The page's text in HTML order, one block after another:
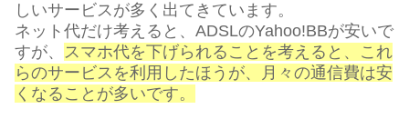
しいサービスが多く出てきています。
ネット代だけ考えると、ADSLのYahoo!BBが安いで
すが、 スマホ代を下げられることを考えると、これ
らのサービスを利用したほうが、月々の通信費は安
くなることが多いです。